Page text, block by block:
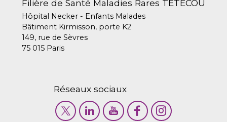
Filière de Santé Maladies Rares TETECOU
Hôpital Necker - Enfants Malades
Bâtiment Kirmisson, porte K2
149, rue de Sèvres
75 015 Paris
Réseaux sociaux